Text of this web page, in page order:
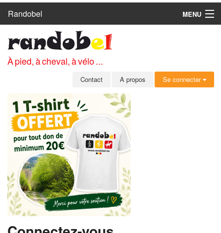
Randobel
MENU
CIRCUITS
CLUBS
MEMBRES
SE CONNECTER
INSCRIPTION GRATUITE
MOT DE PASSE OUBLIÉ
À pied, à cheval, à vélo ...
Contact A propos Se connecter